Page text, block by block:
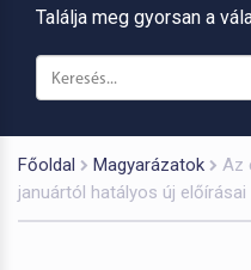
Találja meg gyorsan a
Főoldal Magyarázatok
Az
januártól hatályos új előírásai